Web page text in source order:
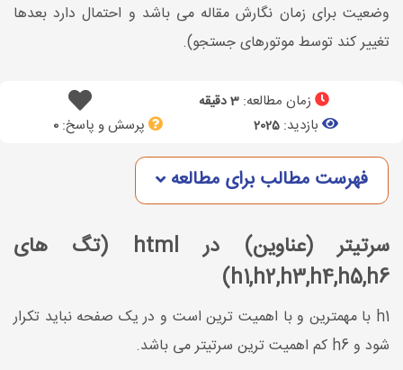
وضعیت برای زمان نگارش مقاله می باشد و احتمال دارد بعدها
تغییر کند توسط موتورهای جستجو).
زمان مطالعه: 3 دقیقه
بازدید:2025 پرسش و پاسخ:0
فهرست مطالب برای مطالعه
سرتیتر (عناوین) در html (تگ های
h1,h2,h3,h4,h5,h6)
h1 با مهمترین و با اهمیت ترین است و در یک صفحه نباید تکرار
شود و h6 کم اهمیت ترین سرتیتر می باشد.